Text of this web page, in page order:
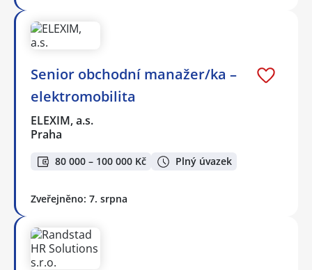
Senior obchodní manažer/ka –
elektromobilita
ELEXIM, a.s.
Praha
80 000 – 100 000 Kč Plný úvazek
Zveřejněno: 7. srpna